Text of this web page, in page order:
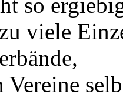
so
viele